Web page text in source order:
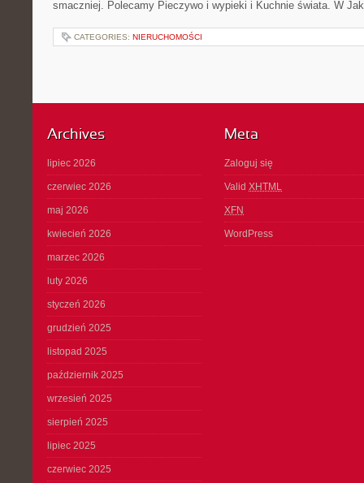
smaczniej. Polecamy Pieczywo i wypieki i Kuchnie świata. W
CATEGORIES: NIERUCHOMOŚCI
Archives
lipiec 2026
czerwiec 2026
maj 2026
kwiecień 2026
marzec 2026
luty 2026
styczeń 2026
grudzień 2025
listopad 2025
październik 2025
wrzesień 2025
sierpień 2025
lipiec 2025
czerwiec 2025
Meta
Zaloguj się
Valid XHTML
XFN
WordPress